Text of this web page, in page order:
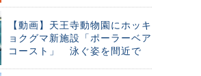
【動画】天王寺動物園にホッキ
ョクグマ新施設「ポーラーベア
コースト」 泳ぐ姿を間近で